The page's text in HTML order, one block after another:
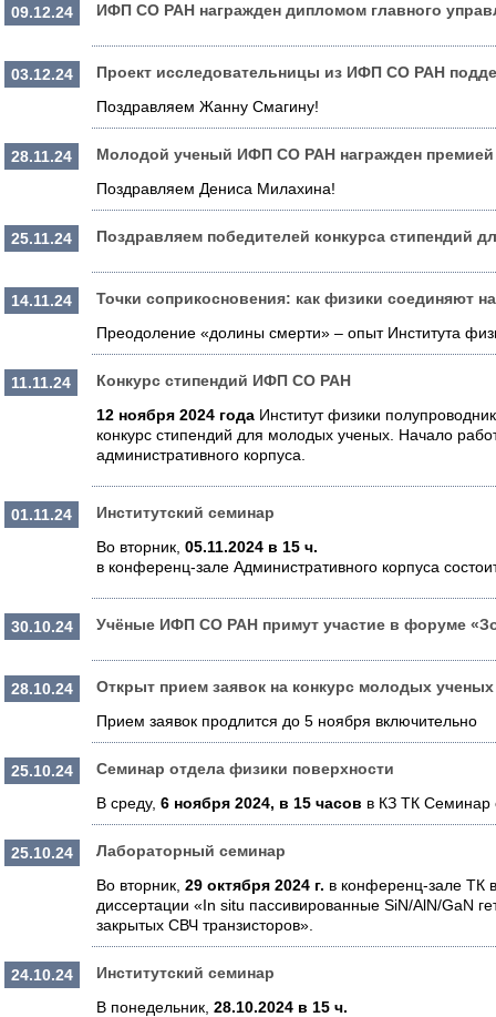
09.12.24 ИФП СО РАН награжден дипломом главного
03.12.24
Проект исследовательницы из ИФП СО РАН
Поздравляем Жанну Смагину!
28.11.24
Молодой ученый ИФП СО РАН награжден премией
Поздравляем Дениса Милахина!
25.11.24 Поздравляем победителей конкурса стипендий
14.11.24
Точки соприкосновения: как физики соединяют
Преодоление «долины смерти» – опыт Института
11.11.24
Конкурс стипендий ИФП СО РАН
12 ноября 2024 года Институт физики
конкурс стипендий для молодых ученых. Начало
административного корпуса.
01.11.24
Институтский семинар
Во вторник, 05.11.2024 в 15 ч.
в конференц-зале Административного корпуса
30.10.24 Учёные ИФП СО РАН примут участие в форуме
28.10.24
Открыт прием заявок на конкурс молодых
Прием заявок продлится до 5 ноября включительно
25.10.24
Семинар отдела физики поверхности
В среду, 6 ноября 2024, в 15 часов в КЗ ТК Семинар
25.10.24
Лабораторный семинар
Во вторник, 29 октября 2024 г. в конференц-зале ТК
диссертации «In situ пассивированные SiN/AlN/GaN
закрытых СВЧ транзисторов».
24.10.24
Институтский семинар
В понедельник, 28.10.2024 в 15 ч.